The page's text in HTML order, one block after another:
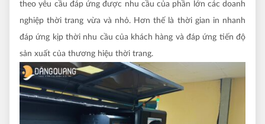
theo yêu cầu đáp ứng được nhu cầu của phần lớn các doanh
nghiệp thời trang vừa và nhỏ. Hơn thế là thời gian in nhanh
đáp ứng kịp thời nhu cầu của khách hàng và đáp ứng tiến độ
sản xuất của thương hiệu thời trang.